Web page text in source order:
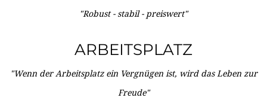
"Robust - stabil - preiswert"
ARBEITSPLATZ
"Wenn der Arbeitsplatz ein Vergnügen ist, wird das Leben zur
Freude"